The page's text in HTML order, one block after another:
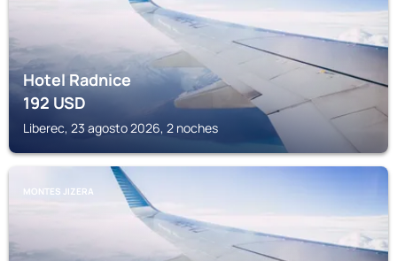
Hotel Radnice
192USD
Liberec, 23 agosto 2026, 2 noches
MONTES JIZERA